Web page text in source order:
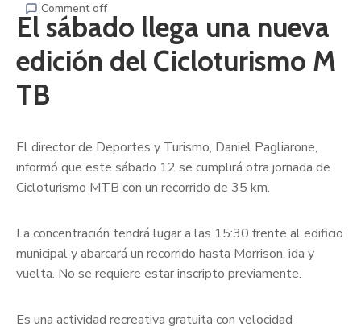
Comment off
El sábado llega una nueva
edición del Cicloturismo M
TB
El director de Deportes y Turismo, Daniel Pagliarone,
informó que este sábado 12 se cumplirá otra jornada de
Cicloturismo MTB con un recorrido de 35 km.
La concentración tendrá lugar a las 15:30 frente al edificio
municipal y abarcará un recorrido hasta Morrison, ida y
vuelta. No se requiere estar inscripto previamente.
Es una actividad recreativa gratuita con velocidad